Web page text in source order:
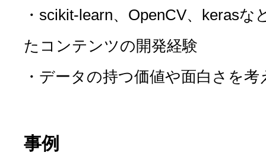
・scikit-learn、OpenCV、keras
たコンテンツの開発経験
・データの持つ価値や面白さを
事例